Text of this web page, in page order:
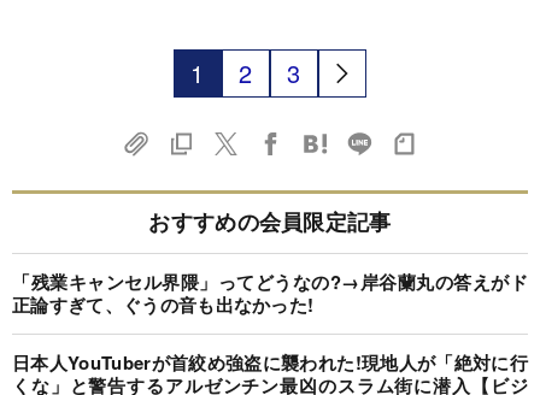
1 2 3
おすすめの会員限定記事
「残業キャンセル界隈」ってどうなの?→岸谷蘭丸の答えがド
正論すぎて、ぐうの音も出なかった!
日本人YouTuberが首絞め強盗に襲われた!現地人が「絶対に行
くな」と警告するアルゼンチン最凶のスラム街に潜入【ビジ